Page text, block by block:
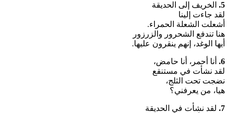
5.
الخريف إلى الحديقة
لقد جاءت إلينا
أشعلت الشعلة الحمراء.
هنا تندفع الشحرور والزرزور
أيها الوغد، إنهم ينقرون عليها.
6.
أنا أحمر، أنا حامض،
لقد نشأت في مستنقع
نضجت تحت الثلج،
هيا، من يعرفني؟
7. لقد نشأت في الحديقة